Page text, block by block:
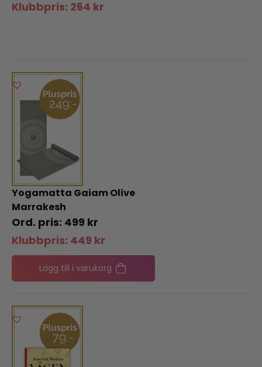
Klubbpris: 264 kr
Yogamatta Gaiam Olive
Marrakesh
499 kr
Klubbpris: 449 kr
Lägg till i varukorg